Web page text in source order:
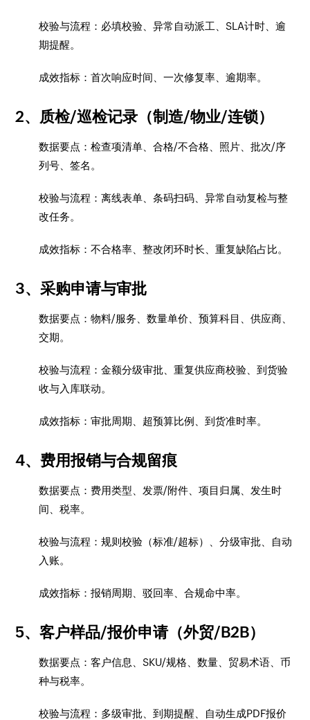
校验与流程：必填校验、异常自动派工、SLA计时、逾
期提醒。
成效指标：首次响应时间、一次修复率、逾期率。
2、质检/巡检记录（制造/物业/连锁）
数据要点：检查项清单、合格/不合格、照片、批次/序
列号、签名。
校验与流程：离线表单、条码扫码、异常自动复检与整
改任务。
成效指标：不合格率、整改闭环时长、重复缺陷占比。
3、采购申请与审批
数据要点：物料/服务、数量单价、预算科目、供应商、
交期。
校验与流程：金额分级审批、重复供应商校验、到货验
收与入库联动。
成效指标：审批周期、超预算比例、到货准时率。
4、费用报销与合规留痕
数据要点：费用类型、发票/附件、项目归属、发生时
间、税率。
校验与流程：规则校验（标准/超标）、分级审批、自动
入账。
成效指标：报销周期、驳回率、合规命中率。
5、客户样品/报价申请（外贸/B2B）
数据要点：客户信息、SKU/规格、数量、贸易术语、币
种与税率。
校验与流程：多级审批、到期提醒、自动生成PDF报价